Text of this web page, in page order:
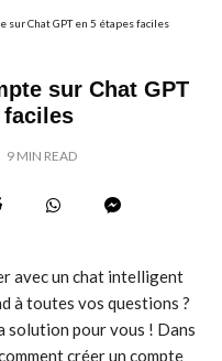
sur Chat GPT en 5 étapes faciles
sur Chat GPT
faciles
9 MIN READ
avec un chat intelligent
à toutes vos questions ?
solution pour vous ! Dans
créer un compte